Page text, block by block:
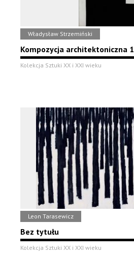
Władysław Strzemiński
Kompozycja architektoniczna 1
Kolekcja Sztuki XX i XXI wieku
Leon Tarasewicz
Bez tytułu
Kolekcja Sztuki XX i XXI wieku